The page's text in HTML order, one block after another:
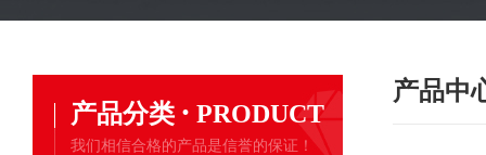
产品分类 · PRODUCT
我们相信合格的产品是信誉的保证！
产品中